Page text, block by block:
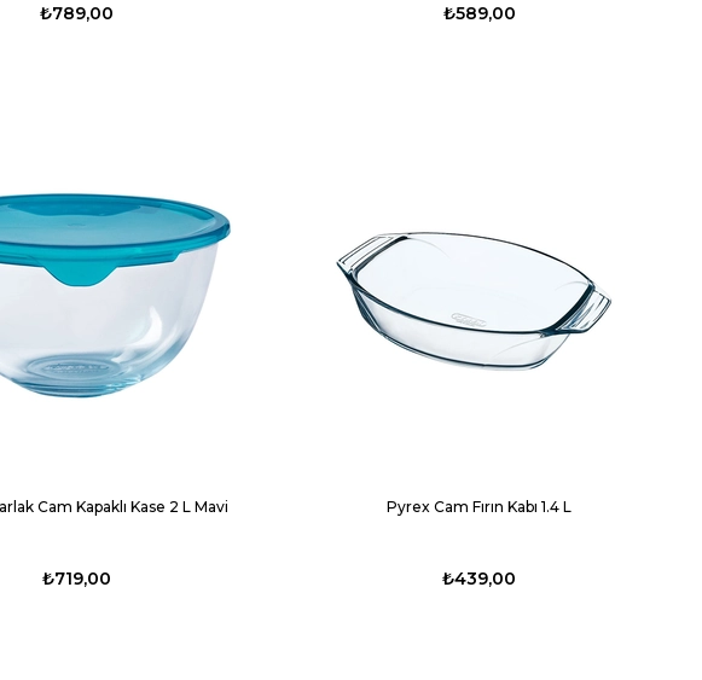
₺789,00 ₺589,00
Cam Kapaklı Kase 2 L Mavi
₺719,00
Pyrex Cam Fırın Kabı 1.4 L
₺439,00